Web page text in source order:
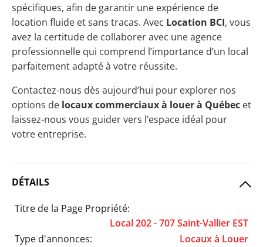
spécifiques, afin de garantir une expérience de
location fluide et sans tracas. Avec Location BCI, vous
avez la certitude de collaborer avec une agence
professionnelle qui comprend l’importance d’un local
parfaitement adapté à votre réussite.
Contactez-nous dès aujourd’hui pour explorer nos
options de locaux commerciaux à louer à Québec et
laissez-nous vous guider vers l’espace idéal pour
votre entreprise.
DÉTAILS
Titre de la Page Propriété:
Local 202 - 707 Saint-Vallier EST
Type d'annonces:
Locaux à Louer